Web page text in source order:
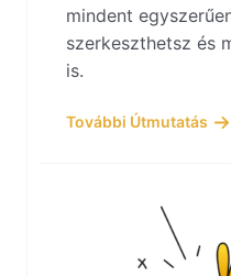
mindent
szerkeszthetsz és
is.
További Útmutatás